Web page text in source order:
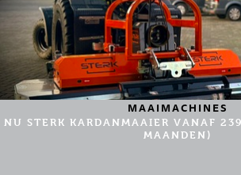
MAAIMACHINES
NU STERK KARDANMAAIER VANAF
MAANDEN)